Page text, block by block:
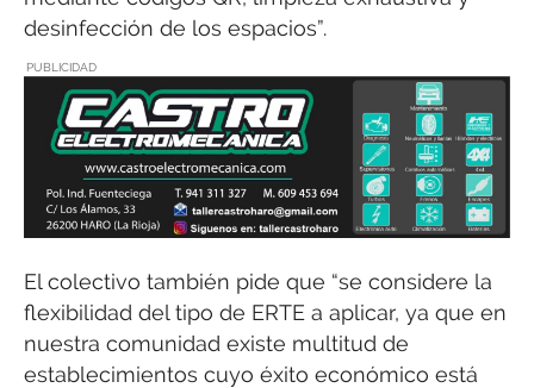
desinfección de los espacios”.
PUBLICIDAD
El colectivo también pide que “se considere la
flexibilidad del tipo de ERTE a aplicar, ya que en
nuestra comunidad existe multitud de
establecimientos cuyo éxito económico está